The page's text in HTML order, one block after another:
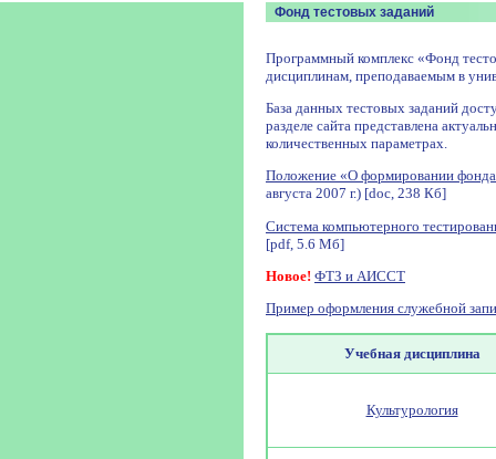
Фонд тестовых заданий
Программный комплекс «Фонд
дисциплинам, преподаваемым в
База данных тестовых заданий
разделе сайта представлена
количественных параметрах.
Положение «О формировании фонда
августа 2007 г.) [doc, 238 Кб]
Система компьютерного
[pdf, 5.6 Мб]
Новое! ФТЗ и АИССТ
Пример оформления служебной
Учебная дисциплина
Культурология